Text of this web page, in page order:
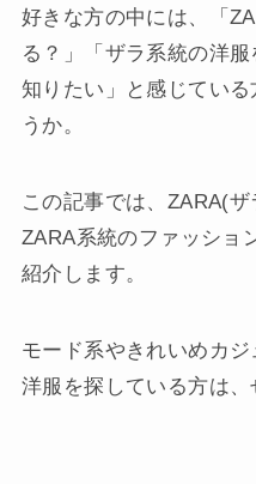
好きな方の中には、「
る？」「ザラ系統の洋
知りたい」と感じてい
うか。
この記事では、ZARA(ザ
ZARA系統のファッショ
紹介します。
モード系やきれいめカ
洋服を探している方は、